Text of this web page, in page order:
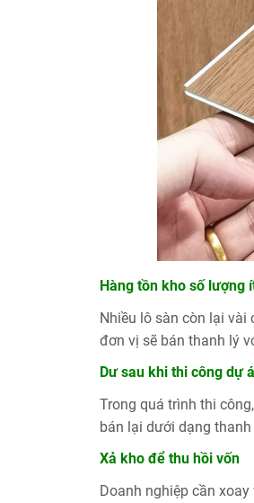
Hàng tồn kho số lượng
Nhiều lô sàn còn lại
đơn vị sẽ bán thanh lý
Dư sau khi thi công dự
Trong quá trình thi
bán lại dưới dạng thanh
Xả kho để thu hồi vốn
Doanh nghiệp cần